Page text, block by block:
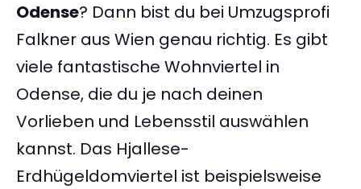
Odense? Dann bist du bei Umzugsprofi
Falkner aus Wien genau richtig. Es gibt
viele fantastische Wohnviertel in
Odense, die du je nach deinen
Vorlieben und Lebensstil auswählen
kannst. Das Hjallese-
Erdhügeldomviertel ist beispielsweise